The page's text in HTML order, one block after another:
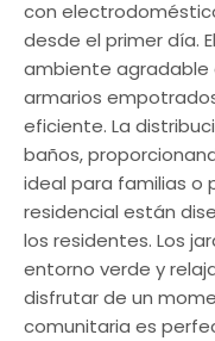
con
desde el primer día.
ambiente agradable
armarios
eficiente. La
baños,
ideal para familias o
residencial están
los residentes. Los
entorno verde y
disfrutar de un
comunitaria es